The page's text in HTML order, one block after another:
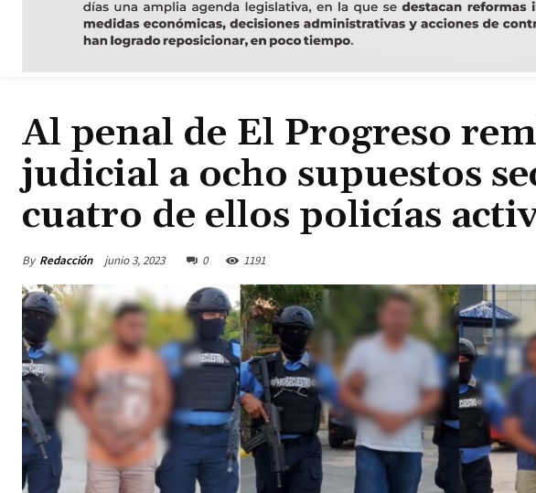
Al penal de El Progreso
judicial a ocho supuestos
cuatro de ellos policías
By Redacción junio 3, 2023 0 1191